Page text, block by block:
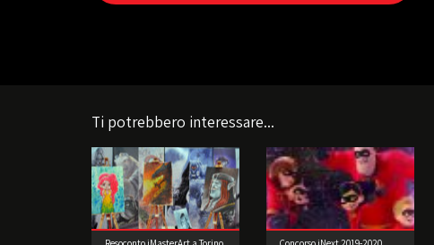
Ti potrebbero interessare...